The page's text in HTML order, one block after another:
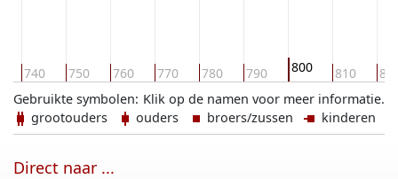
740 750 760 770 780 790 800 810
Klik op de namen voor meer informatie.
Gebruikte symbolen:
grootouders
ouders broers/zussen kinderen
Direct naar ...